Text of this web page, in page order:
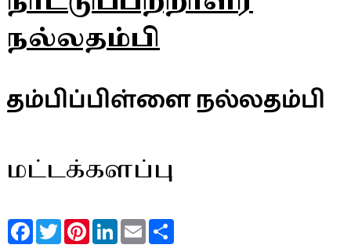
நல்லதம்பி
தம்பிப்பிள்ளை நல்லதம்பி
மட்டக்களப்பு
FacebookTwitterPinterestLinkedInEmail